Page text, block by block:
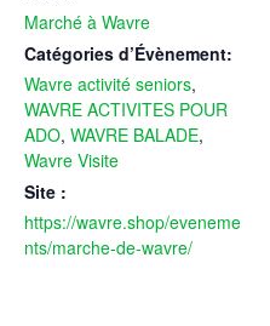
Marché à Wavre
Catégories d’Évènement:
Wavre activité seniors,
WAVRE ACTIVITES POUR
ADO, WAVRE BALADE,
Wavre Visite
Site :
https://wavre.shop/eveneme
nts/marche-de-wavre/